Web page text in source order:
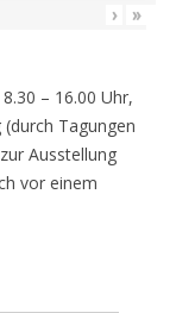
› »
– 16.00 Uhr,
(durch Tagungen
Ausstellung
vor einem